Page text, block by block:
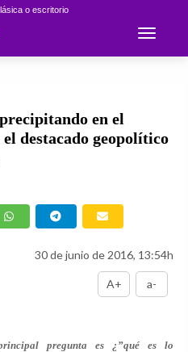
o escritorio
Toggle
en el
destacado geopolítico
30 de junio de 2016, 13:54h
A+ a-
pregunta es ¿”qué es lo